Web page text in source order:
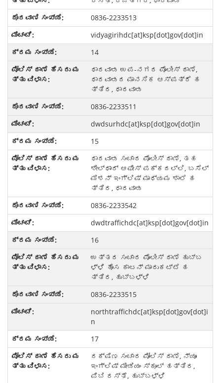
0836-2233513
vidyagirihdc[at]ksp[dot]gov[dot]in
14
ಧಾರವಾಡ ಉಪ-ನಗರ ಪೊಲೀಸ್ ಠಾಣೆ,
ಧಾರವಾಡದ ಮಾನಸಿಕ ಆಸ್ಪತ್ರೆ ಹ
ತ್ತಿರ, ಧಾರವಾಡ
0836-2233511
dwdsurhdc[at]ksp[dot]gov[dot]in
15
ಧಾರವಾಡ ಸಂಚಾರ ಪೊಲೀಸ್ ಠಾಣೆ, ತಹ
ಶೀಲ್ಧಾಾರ್ ಆಫೀಸ್ ಪಕ್ಕದಲ್ಲಿ, ಬಸೆಲ್
ಮಿಶನ್ ಇಂಗ್ಲಿಷ್ ಮಾಧ್ಯಮ ಶಾಲೆ ಹ
ತ್ತಿರ, ಧಾರವಾಡ
0836-2233542
dwdtraffichdc[at]ksp[dot]gov[dot]in
16
ಉತ್ತರ ಸಂಚಾರ ಪೊಲೀಸ್ ಠಾಣೆ ಹುಬ್ಬ
ಳ್ಳಿ ಹೊಸ ಕಾಟನ್ ಮಾರುಕಟ್ಟೆ ಹ
ತ್ತಿರ, ಹುಬ್ಬಳ್ಳಿ
0836-2233515
northtraffichdc[at]ksp[dot]gov[dot]i
n
17
ದಕ್ಷಿಣ ಸಂಚಾರ ಪೋಲಿಸ್ ಠಾಣೆ, ನ್ಯೂ
ಇಂಗ್ಲಿಷ್ ಮೀಡಿಯಂ ಸ್ಕೂಲ್ ಹತ್ತಿರ,
ಪಿಬಿ ರಸ್ತೆ, ಹುಬ್ಬಳ್ಳಿ